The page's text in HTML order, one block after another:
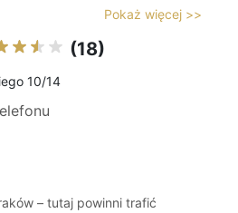
Pokaż więcej >>
(18)
10/14
– tutaj powinni trafić